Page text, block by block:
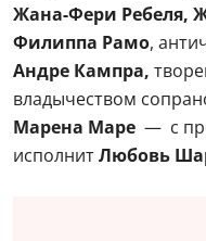
Жана-Фери Ребеля,
Филиппа Рамо,
Андре Кампра,
владычеством
Марена Маре — с
исполнитЛюбовь